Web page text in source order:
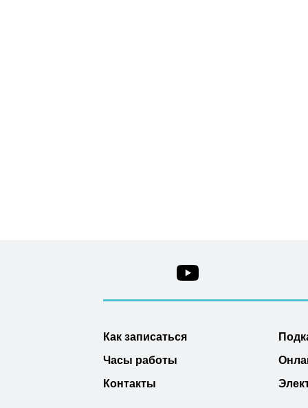
Как записаться
Часы работы
Контакты